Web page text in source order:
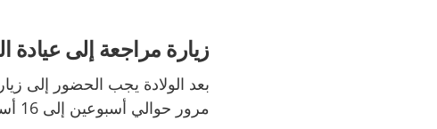
زيارة مراجعة إلى عيادة
بعد الولادة يجب الحضور إلى
مرور حوالي أسبوعين إلى 16 أسبوع من الولادة.